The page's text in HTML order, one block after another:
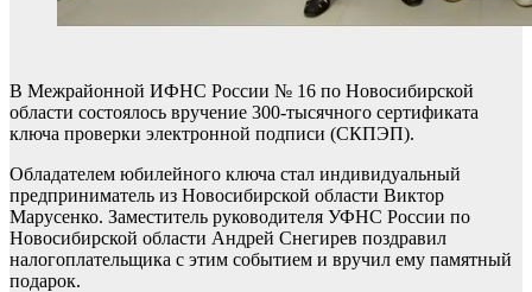
В Межрайонной ИФНС России № 16 по Новосибирской
области состоялось вручение 300-тысячного сертификата
ключа проверки электронной подписи (СКПЭП).
Обладателем юбилейного ключа стал индивидуальный
предприниматель из Новосибирской области Виктор
Марусенко. Заместитель руководителя УФНС России по
Новосибирской области Андрей Снегирев поздравил
налогоплательщика с этим событием и вручил ему памятный
подарок.